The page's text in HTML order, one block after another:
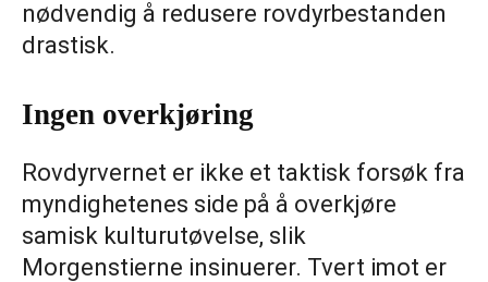
nødvendig å redusere rovdyrbestanden
drastisk.
Ingen overkjøring
Rovdyrvernet er ikke et taktisk forsøk fra
myndighetenes side på å overkjøre
samisk kulturutøvelse, slik
Morgenstierne insinuerer. Tvert imot er